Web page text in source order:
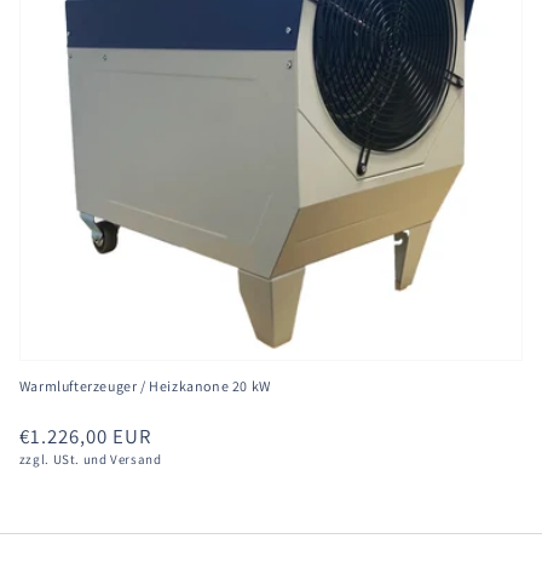
Warmlufterzeuger / Heizkanone 20 kW
Normaler
Preis
€1.226,00 EUR
zzgl. USt. und Versand